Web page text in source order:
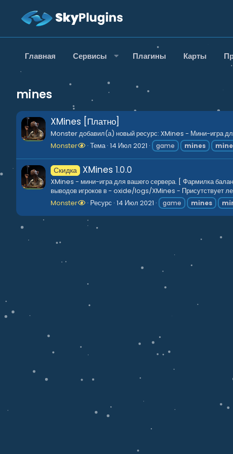
Главная Сервисы Плагины Карты
mines
XMines [Платно]
Monster добавил(а) новый ресурс: XMines - Мини-игра
Monster
Тема 14 Июл 2021 game mines
Скидка XMines 1.0.0
XMines - мини-игра для вашего сервера. [ Фармилка
выводов игроков в - oxide/logs/XMines - Присутствует
Monster
Ресурс 14 Июл 2021 game mines